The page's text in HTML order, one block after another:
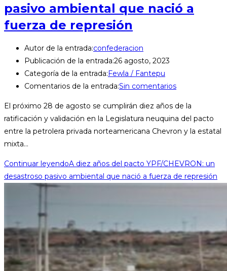
pasivo ambiental que nació a
fuerza de represión
Autor de la entrada:confederacion
Publicación de la entrada:26 agosto, 2023
Categoría de la entrada:Fewla / Fantepu
Comentarios de la entrada:Sin comentarios
El próximo 28 de agosto se cumplirán diez años de la
ratificación y validación en la Legislatura neuquina del pacto
entre la petrolera privada norteamericana Chevron y la estatal
mixta…
Continuar leyendoA diez años del pacto YPF/CHEVRON: un
desastroso pasivo ambiental que nació a fuerza de represión